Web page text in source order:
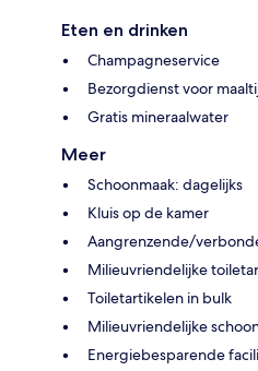
Eten en drinken
Champagneservice
Bezorgdienst voor
Gratis mineraalwater
Meer
Schoonmaak: dagelijks
Kluis op de kamer
Aangrenzende/
Milieuvriendelijke
Toiletartikelen in bulk
Milieuvriendelijke
Energiebesparende